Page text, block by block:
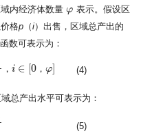
内经济体数量φ
φ 表示。假设区
格p （i）出售，区域总产出的
数可表示为：
， i ∈ [0 ，φ]
i ∈ [0 ， φ] (4)
总产出水平可表示为：
(5)